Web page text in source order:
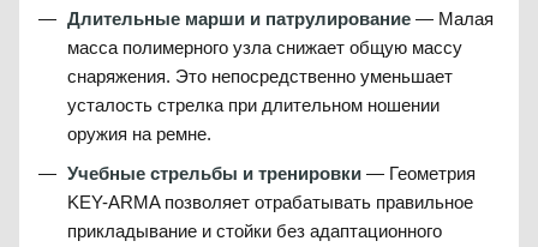
Длительные марши и патрулирование — Малая
масса полимерного узла снижает общую массу
снаряжения. Это непосредственно уменьшает
усталость стрелка при длительном ношении
оружия на ремне.
Учебные стрельбы и тренировки — Геометрия
KEY-ARMA позволяет отрабатывать правильное
прикладывание и стойки без адаптационного